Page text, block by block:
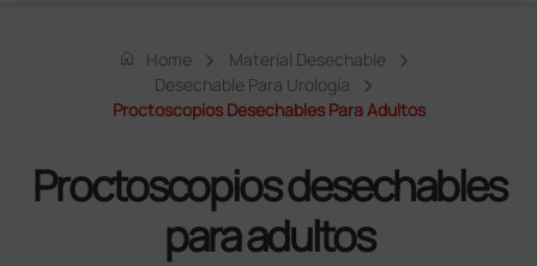
home Home
Material Desechable
Desechable Para Urología
Proctoscopios Desechables Para Adultos
Proctoscopios desechables
para adultos